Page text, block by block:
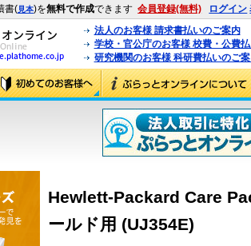
書(見本)を無料で作成できます 会員登録(無料) ログイン
法人のお客様 請求書払いのご案内
学校・官公庁のお客様 校費・公費
研究機関のお客様 科研費払いのご
Hewlett-Packard Care
ールド用 (UJ354E)